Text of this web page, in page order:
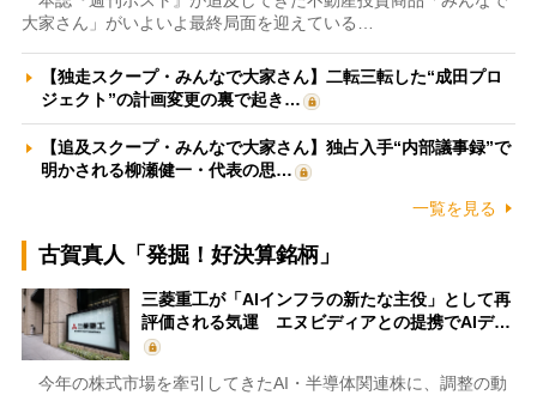
大家さん」がいよいよ最終局面を迎えている…
【独走スクープ・みんなで大家さん】二転三転した“成田プロ
ジェクト”の計画変更の裏で起き…
【追及スクープ・みんなで大家さん】独占入手“内部議事録”で
明かされる柳瀬健一・代表の思…
一覧を見る
古賀真人「発掘！好決算銘柄」
三菱重工が「AIインフラの新たな主役」として再
評価される気運 エヌビディアとの提携でAIデ…
今年の株式市場を牽引してきたAI・半導体関連株に、調整の動